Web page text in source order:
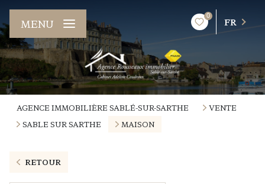
0
FR
MENU
AGENCE IMMOBILIÈRE SABLÉ-SUR-SARTHE
VENTE
SABLE SUR SARTHE
MAISON
RETOUR